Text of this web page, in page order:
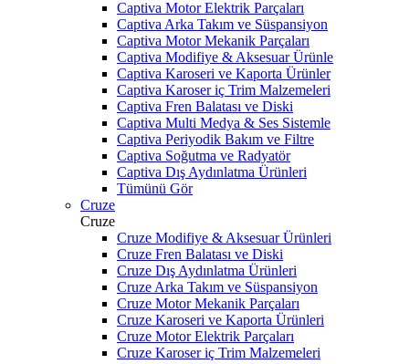
Captiva Motor Elektrik Parçaları
Captiva Arka Takım ve Süspansiyon
Captiva Motor Mekanik Parçaları
Captiva Modifiye & Aksesuar Ürünle
Captiva Karoseri ve Kaporta Ürünler
Captiva Karoser iç Trim Malzemeleri
Captiva Fren Balatası ve Diski
Captiva Multi Medya & Ses Sistemle
Captiva Periyodik Bakım ve Filtre
Captiva Soğutma ve Radyatör
Captiva Dış Aydınlatma Ürünleri
Tümünü Gör
Cruze
Cruze
Cruze Modifiye & Aksesuar Ürünleri
Cruze Fren Balatası ve Diski
Cruze Dış Aydınlatma Ürünleri
Cruze Arka Takım ve Süspansiyon
Cruze Motor Mekanik Parçaları
Cruze Karoseri ve Kaporta Ürünleri
Cruze Motor Elektrik Parçaları
Cruze Karoser iç Trim Malzemeleri